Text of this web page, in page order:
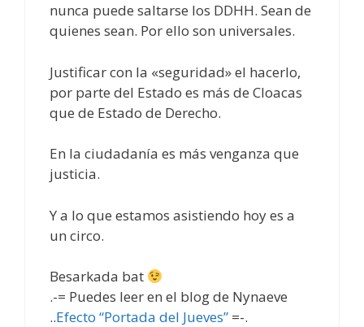
nunca puede saltarse los DDHH. Sean de
quienes sean. Por ello son universales.
Justificar con la «seguridad» el hacerlo,
por parte del Estado es más de Cloacas
que de Estado de Derecho.
En la ciudadanía es más venganza que
justicia.
Y a lo que estamos asistiendo hoy es a
un circo.
Besarkada bat
.-= Puedes leer en el blog de Nynaeve
..Efecto “Portada del Jueves” =-.